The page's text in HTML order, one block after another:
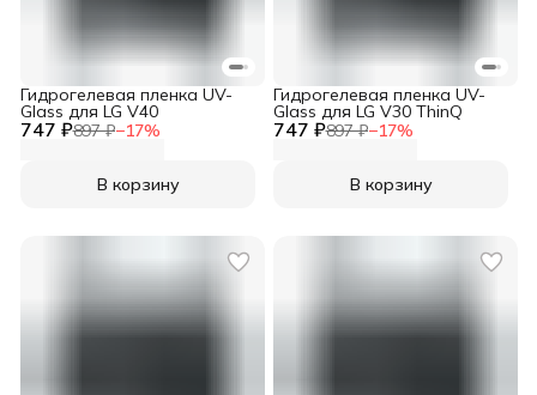
747 ₽897 ₽−17%
Гидрогелевая пленка UV-
Glass для LG V40
В корзину
747 ₽897 ₽−17%
Гидрогелевая пленка UV-
Glass для LG V30 ThinQ
В корзину